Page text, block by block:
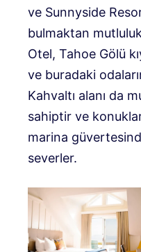
ve Sunnyside
bulmaktan
Otel, Tahoe Gölü
ve buradaki
Kahvaltı alanı da
sahiptir ve
marina
severler.